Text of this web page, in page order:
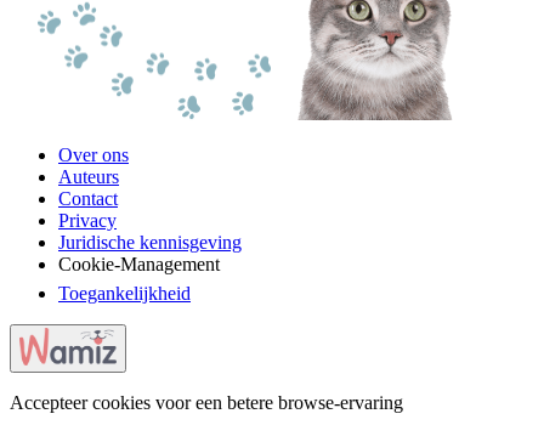
Over ons
Auteurs
Contact
Privacy
Juridische kennisgeving
Cookie-Management
Toegankelijkheid
Accepteer cookies voor een betere browse-ervaring